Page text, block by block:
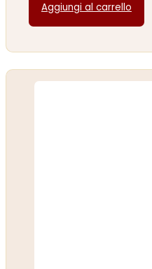
Aggiungi al carrello